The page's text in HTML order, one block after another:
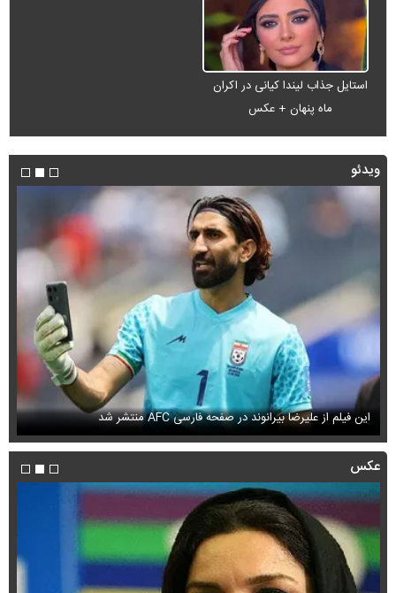
استایل جذاب لیندا کیانی در اکران
ماه پنهان + عکس
ویدئو
این فیلم از علیرضا بیرانوند در صفحه فارسی AFC منتشر شد
عکس